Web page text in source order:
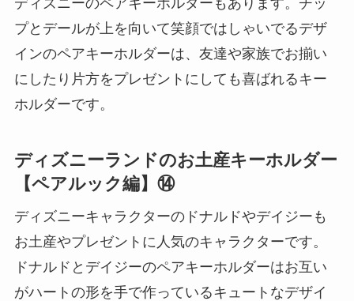
プとデールが上を向いて笑顔ではしゃいでるデザ
インのペアキーホルダーは、友達や家族でお揃い
にしたり片方をプレゼントにしても喜ばれるキー
ホルダーです。
ディズニーランドのお土産キーホルダー
【ペアルック編】⑭
ディズニーキャラクターのドナルドやデイジーも
お土産やプレゼントに人気のキャラクターです。
ドナルドとデイジーのペアキーホルダーはお互い
がハートの形を手で作っているキュートなデザイ